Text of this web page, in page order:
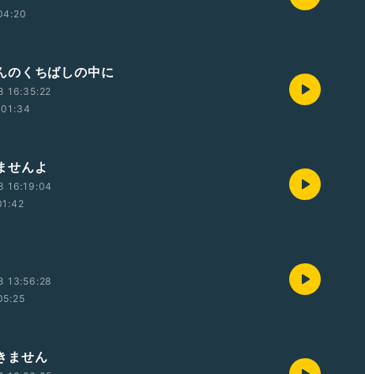
のくちばしの中に
16:35:22
01:34
せんよ
16:19:04
13:56:28
ません